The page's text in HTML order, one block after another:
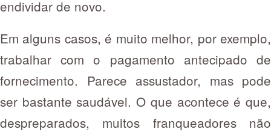
endividar de novo.
Em alguns casos, é muito melhor, por exemplo,
trabalhar com o pagamento antecipado de
fornecimento. Parece assustador, mas pode
ser bastante saudável. O que acontece é que,
despreparados, muitos franqueadores não